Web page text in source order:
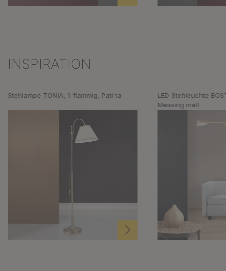
Produktgalerie überspringen
INSPIRATION
Stehlampe TONIA, 1-flammig, Patina
LED Stehleuchte
Messing matt